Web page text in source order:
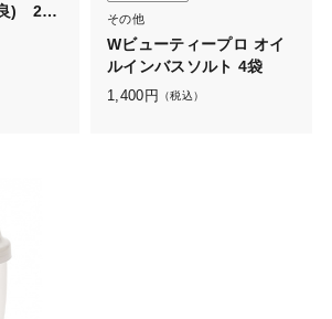
) 2本
その他
Wビューティープロ オイ
ルインバスソルト 4袋
1,400 円 （税込）